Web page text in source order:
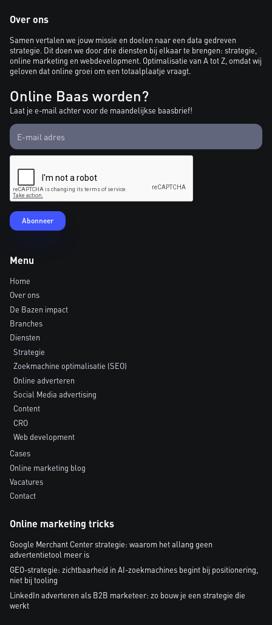
Over ons
Samen vertalen we jouw missie en doelen naar een data gedreven
strategie. Dit doen we door drie diensten bij elkaar te brengen: strategie,
online marketing en webdevelopment. Optimalisatie van A tot Z, omdat wij
geloven dat online groei om een totaalplaatje vraagt.
Online Baas worden?
Laat je e-mail achter voor de maandelijkse baasbrief!
Menu
Home
Over ons
De Bazen impact
Branches
Diensten
Strategie
Zoekmachine optimalisatie (SEO)
Online adverteren
Social Media advertising
Content
CRO
Web development
Cases
Online marketing blog
Vacatures
Contact
Online marketing tricks
Google Merchant Center strategie: waarom het allang geen
advertentietool meer is
GEO-strategie: zichtbaarheid in AI-zoekmachines begint bij positionering,
niet bij tooling
LinkedIn adverteren als B2B marketeer: zo bouw je een strategie die
werkt